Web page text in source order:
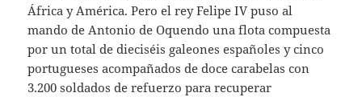
África y América. Pero el rey Felipe IV puso al
mando de Antonio de Oquendo una flota compuesta
por un total de dieciséis galeones españoles y cinco
portugueses acompañados de doce carabelas con
3.200 soldados de refuerzo para recuperar